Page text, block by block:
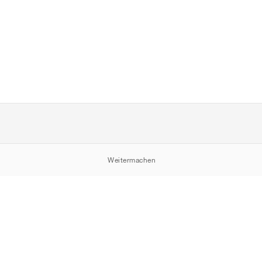
Weitermachen